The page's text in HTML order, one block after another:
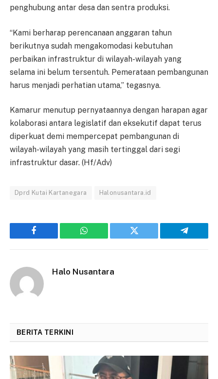
penghubung antar desa dan sentra produksi.
“Kami berharap perencanaan anggaran tahun
berikutnya sudah mengakomodasi kebutuhan
perbaikan infrastruktur di wilayah-wilayah yang
selama ini belum tersentuh. Pemerataan pembangunan
harus menjadi perhatian utama,” tegasnya.
Kamarur menutup pernyataannya dengan harapan agar
kolaborasi antara legislatif dan eksekutif dapat terus
diperkuat demi mempercepat pembangunan di
wilayah-wilayah yang masih tertinggal dari segi
infrastruktur dasar. (Hf/Adv)
Dprd Kutai Kartanegara Halonusantara.id
Facebook WhatsApp Twitter Telegram
Halo Nusantara
BERITA TERKINI